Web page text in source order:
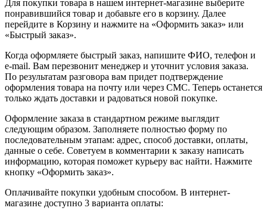
Для покупки товара в нашем интернет-магазине выберите
понравившийся товар и добавьте его в корзину. Далее
перейдите в Корзину и нажмите на «Оформить заказ» или
«Быстрый заказ».
Когда оформляете быстрый заказ, напишите ФИО, телефон и
e-mail. Вам перезвонит менеджер и уточнит условия заказа.
По результатам разговора вам придет подтверждение
оформления товара на почту или через СМС. Теперь останется
только ждать доставки и радоваться новой покупке.
Оформление заказа в стандартном режиме выглядит
следующим образом. Заполняете полностью форму по
последовательным этапам: адрес, способ доставки, оплаты,
данные о себе. Советуем в комментарии к заказу написать
информацию, которая поможет курьеру вас найти. Нажмите
кнопку «Оформить заказ».
Оплачивайте покупки удобным способом. В интернет-
магазине доступно 3 варианта оплаты: